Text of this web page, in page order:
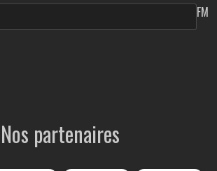
FM
Nos partenaires